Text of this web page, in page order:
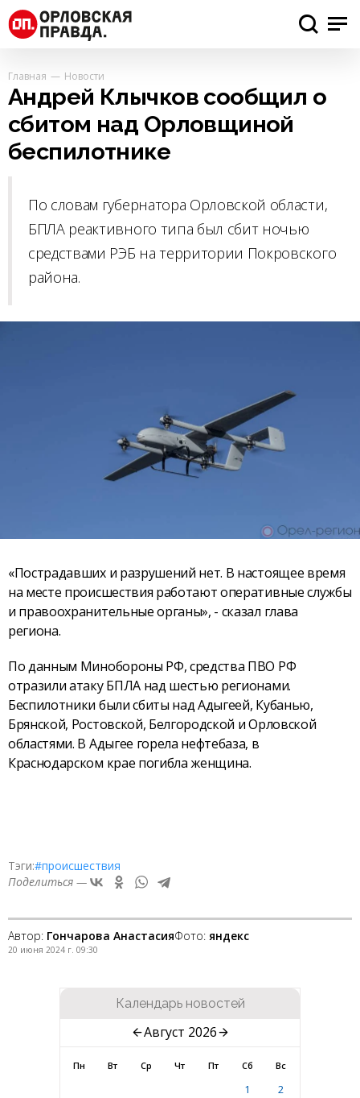
Главная Новости
Андрей Клычков сообщил о
сбитом над Орловщиной
беспилотнике
По словам губернатора Орловской области,
БПЛА реактивного типа был сбит ночью
средствами РЭБ на территории Покровского
района.
«Пострадавших и разрушений нет. В настоящее время
на месте происшествия работают оперативные службы
и правоохранительные органы», - сказал глава
региона.
По данным Минобороны РФ, средства ПВО РФ
отразили атаку БПЛА над шестью регионами.
Беспилотники были сбиты над Адыгеей, Кубанью,
Брянской, Ростовской, Белгородской и Орловской
областями. В Адыгее горела нефтебаза, в
Краснодарском крае погибла женщина.
Тэги:#происшествия
Поделиться —
Автор: Гончарова АнастасияФото: яндекс
20 июня 2024 г. 09:30
Календарь новостей
Август 2026
Пн Вт Ср Чт Пт Сб Вс
1
2